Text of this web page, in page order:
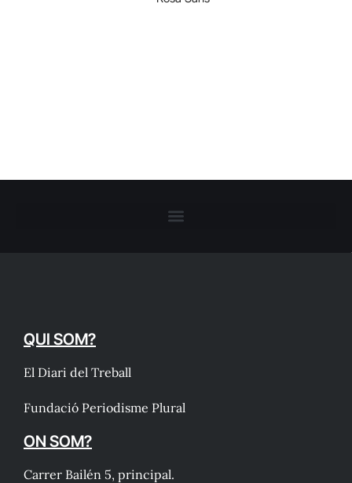
QUI SOM?
El Diari del Treball
Fundació Periodisme Plural
ON SOM?
Carrer Bailén 5, principal.